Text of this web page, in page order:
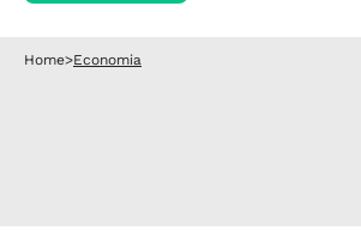
Home>Economia